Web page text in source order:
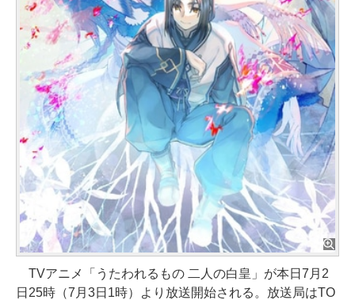
TVアニメ「うたわれるもの 二人の白皇」が本日7月2
日25時（7月3日1時）より放送開始される。放送局はTO